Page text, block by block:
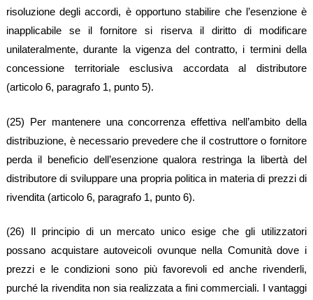
risoluzione degli accordi, è opportuno stabilire che l’esenzione è
inapplicabile se il fornitore si riserva il diritto di modificare
unilateralmente, durante la vigenza del contratto, i termini della
concessione territoriale esclusiva accordata al distributore
(articolo 6, paragrafo 1, punto 5).
(25) Per mantenere una concorrenza effettiva nell’ambito della
distribuzione, è necessario prevedere che il costruttore o fornitore
perda il beneficio dell’esenzione qualora restringa la libertà del
distributore di sviluppare una propria politica in materia di prezzi di
rivendita (articolo 6, paragrafo 1, punto 6).
(26) Il principio di un mercato unico esige che gli utilizzatori
possano acquistare autoveicoli ovunque nella Comunità dove i
prezzi e le condizioni sono più favorevoli ed anche rivenderli,
purché la rivendita non sia realizzata a fini commerciali. I vantaggi